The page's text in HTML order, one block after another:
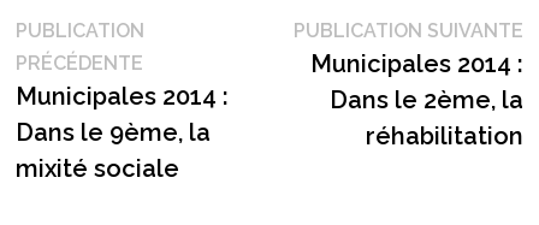
Navigation
de
l’article
PUBLICATION
PRÉCÉDENTEPublication
précédente :
Municipales 2014 :
Dans le 9ème, la
mixité sociale
PUBLICATION SUIVANTE
Municipales 2014 :
Dans le 2ème, la
réhabilitation